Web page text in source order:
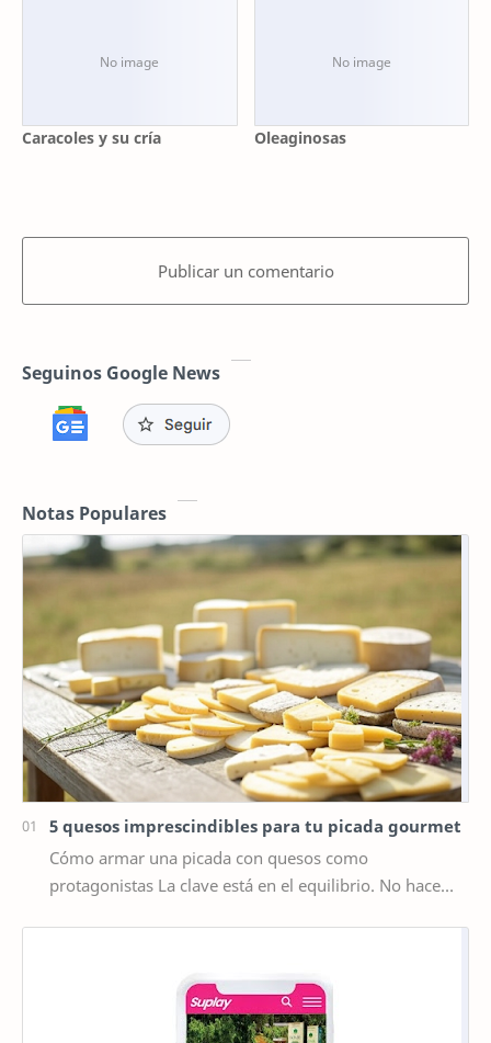
Caracoles y su cría Oleaginosas
Publicar un comentario
Seguinos Google News
Notas Populares
5 quesos imprescindibles para tu picada gourmet
Cómo armar una picada con quesos como
protagonistas La clave está en el equilibrio. No hace